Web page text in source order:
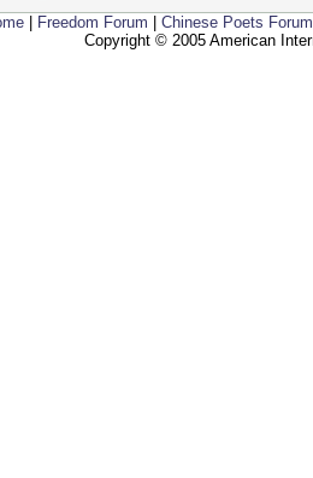
Freedom Forum
Chinese Poets Forum
Copyright © 2005 American